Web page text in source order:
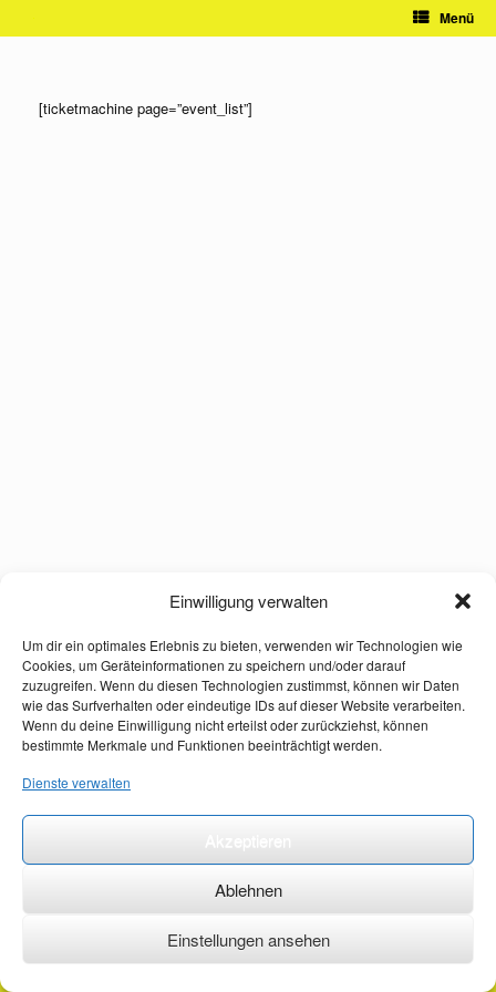
Einwilligung verwalten
Um dir ein optimales Erlebnis zu bieten, verwenden wir Technologien wie
Cookies, um Geräteinformationen zu speichern und/oder darauf
zuzugreifen. Wenn du diesen Technologien zustimmst, können wir Daten
wie das Surfverhalten oder eindeutige IDs auf dieser Website verarbeiten.
Wenn du deine Einwilligung nicht erteilst oder zurückziehst, können
bestimmte Merkmale und Funktionen beeinträchtigt werden.
Dienste verwalten
Ablehnen
Einstellungen ansehen
Menü
[ticketmachine page=”event_list”]
©2026 ·erstehilfekurs-mauch.de ·AGB ·Datenschutzerklärung ·Impressum ·